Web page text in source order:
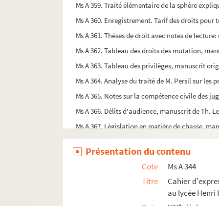
Ms A 359. Traité élémentaire de la sphère
Ms A 360. Enregistrement. Tarif des droits
Ms A 361. Thèses de droit avec notes de
Ms A 362. Tableau des droits des mutation,
Ms A 363. Tableau des privilèges, manuscrit
Ms A 364. Analyse du traité de M. Persil sur
Ms A 365. Notes sur la compétence civile des
Ms A 366. Délits d'audience, manuscrit de Th.
Ms A 367. Législation en matière de chasse,
Ms A 368. Jus Romanum ordini juris gallici
Ms A 369. Notes sur le droit criminel,
Ms A 370. Etude légale sur le vrai texte des
Ms A 371. Stophes et chansons. Poésies
Présentation du contenu
Cote
Ms A 344
Titre
Cahier
au lycée Henri